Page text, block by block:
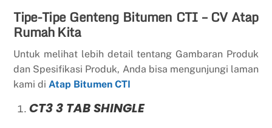
Tipe-Tipe Genteng Bitumen CTI – CV Atap
Rumah Kita
Untuk melihat lebih detail tentang Gambaran Produk
dan Spesifikasi Produk, Anda bisa mengunjungi laman
kami di Atap Bitumen CTI
CT3 3 TAB SHINGLE